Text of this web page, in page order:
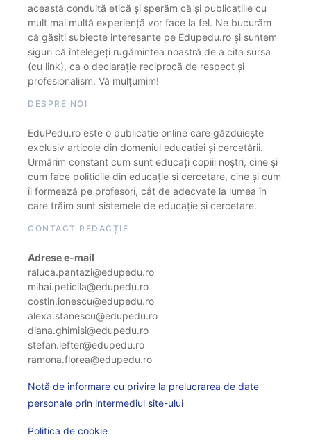
această conduită etică și sperăm că și publicațiile cu
mult mai multă experiență vor face la fel. Ne bucurăm
că găsiți subiecte interesante pe Edupedu.ro și suntem
siguri că înțelegeți rugămintea noastră de a cita sursa
(cu link), ca o declarație reciprocă de respect și
profesionalism. Vă mulțumim!
DESPRE NOI
EduPedu.ro este o publicație online care găzduiește
exclusiv articole din domeniul educației și cercetării.
Urmărim constant cum sunt educați copiii noștri, cine și
cum face politicile din educație și cercetare, cine și cum
îi formează pe profesori, cât de adecvate la lumea în
care trăim sunt sistemele de educație și cercetare.
CONTACT REDACȚIE
Adrese e-mail
raluca.pantazi@edupedu.ro
mihai.peticila@edupedu.ro
costin.ionescu@edupedu.ro
alexa.stanescu@edupedu.ro
diana.ghimisi@edupedu.ro
stefan.lefter@edupedu.ro
ramona.florea@edupedu.ro
Notă de informare cu privire la prelucrarea de date
personale prin intermediul site-ului
Politica de cookie